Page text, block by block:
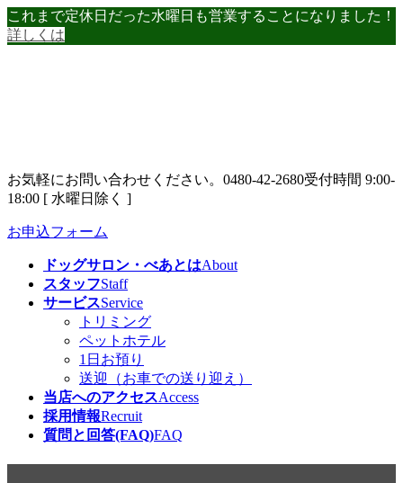
コ
ン
プ
ナ
ビ
動
これまで定休日だった水曜日も営業することになりました！
詳しくは
お気軽にお問い合わせください。 0480-42-2680受付時間 9:00-
18:00 [ 水曜日除く ]
お申込フォーム
ドッグサロン・べあとはAbout
スタッフStaff
サービスService
トリミング
ペットホテル
1日お預り
送迎（お車での送り迎え）
当店へのアクセスAccess
採用情報Recruit
質問と回答(FAQ)FAQ